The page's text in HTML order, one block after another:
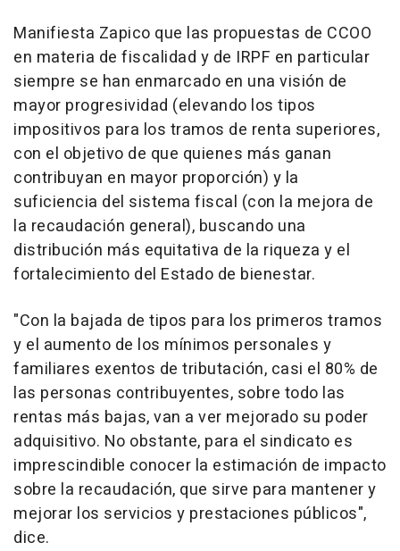
Manifiesta Zapico que las propuestas de CCOO
en materia de fiscalidad y de IRPF en particular
siempre se han enmarcado en una visión de
mayor progresividad (elevando los tipos
impositivos para los tramos de renta superiores,
con el objetivo de que quienes más ganan
contribuyan en mayor proporción) y la
suficiencia del sistema fiscal (con la mejora de
la recaudación general), buscando una
distribución más equitativa de la riqueza y el
fortalecimiento del Estado de bienestar.
"Con la bajada de tipos para los primeros tramos
y el aumento de los mínimos personales y
familiares exentos de tributación, casi el 80% de
las personas contribuyentes, sobre todo las
rentas más bajas, van a ver mejorado su poder
adquisitivo. No obstante, para el sindicato es
imprescindible conocer la estimación de impacto
sobre la recaudación, que sirve para mantener y
mejorar los servicios y prestaciones públicos",
dice.